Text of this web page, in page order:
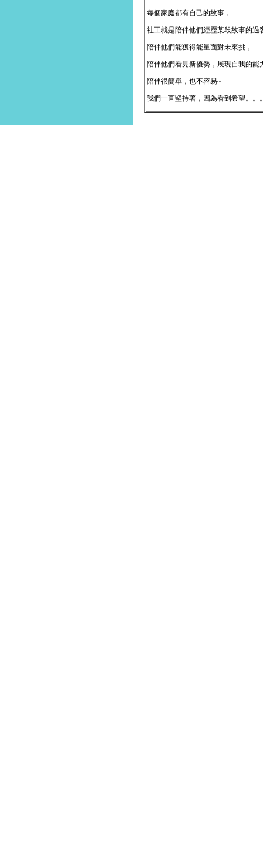
每個家庭都有自己的故事，
社工就是陪伴他們經歷某段故事的過
陪伴他們能獲得能量面對未來挑，
陪伴他們看見新優勢，展現自我的能
陪伴很簡單，也不容易~
我們一直堅持著，因為看到希望。。